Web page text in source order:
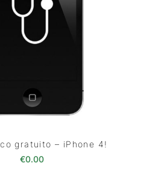
gratuito – iPhone 4!
€0.00